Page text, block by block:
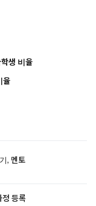
생 비율
율
, 멘토
등록